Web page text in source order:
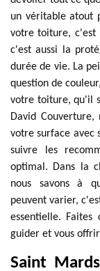
un véritable atout
votre toiture, c'est
c'est aussi la
durée de vie. La
question de
votre toiture, qu'il
David
votre surface avec
suivre les
optimal. Dans la
nous savons à
peuvent varier,
essentielle. Faites
guider et vous
Saint